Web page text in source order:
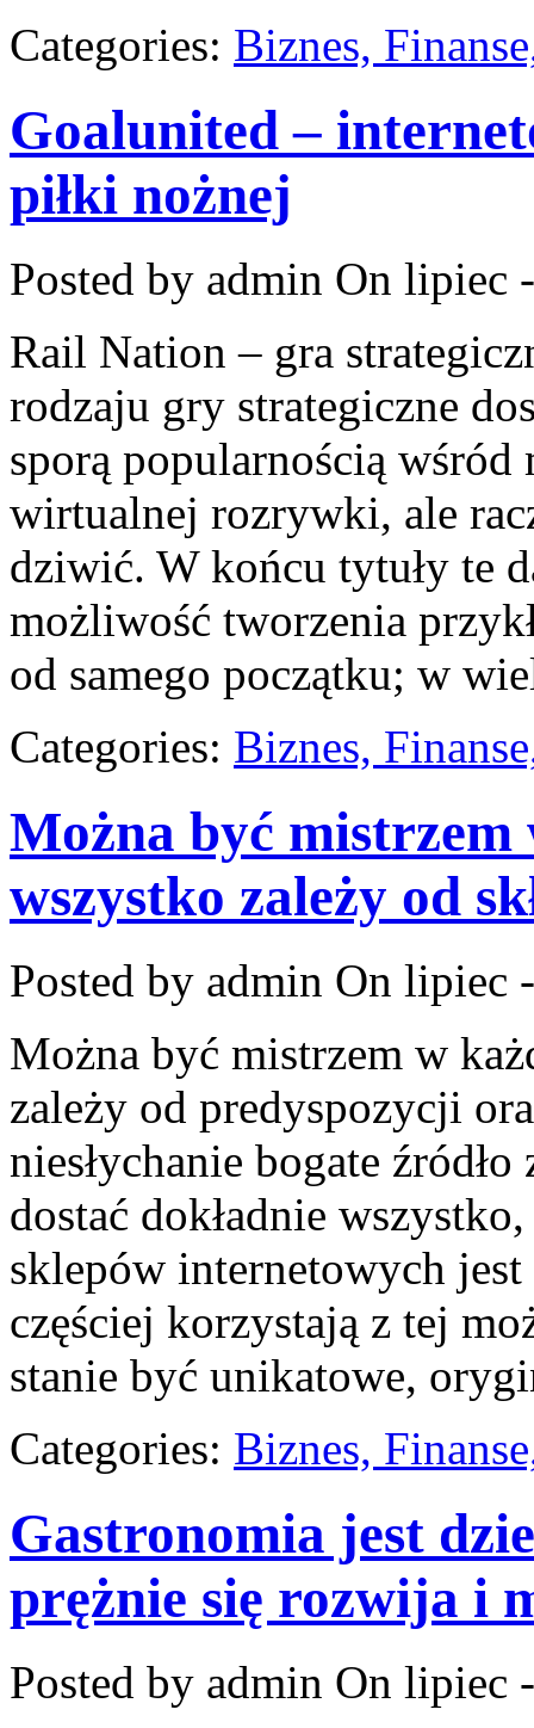
Categories: Biznes,
Goalunited –
piłki nożnej
Posted by admin On lipiec
Rail Nation – gra
rodzaju gry strategiczne
sporą popularnością
wirtualnej rozrywki, ale
dziwić. W końcu tytuły te
możliwość tworzenia
od samego początku; w
Categories: Biznes,
Można być
wszystko zależy od
Posted by admin On lipiec
Można być mistrzem w
zależy od predyspozycji
niesłychanie bogate
dostać dokładnie
sklepów internetowych
częściej korzystają z tej
stanie być unikatowe,
Categories: Biznes,
Gastronomia jest
prężnie się rozwija i
Posted by admin On lipiec